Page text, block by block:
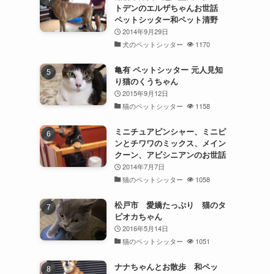
トデンのエルザちゃんお世話
ペットシッター和ペット清野
2014年9月29日
犬のペットシッター
1170
亀有 ペットシッター 元人見知
り猫のくうちゃん
2015年9月12日
猫のペットシッター
1158
ミニチュアピンシャー、ミニピ
ンとチワワのミックス、メイン
クーン、アビシニアンのお世話
2014年7月7日
猫のペットシッター
1058
松戸市 愛嬌たっぷり 猫のタ
ピオカちゃん
2016年5月14日
猫のペットシッター
1051
ナナちゃんとお散歩 和ペッ